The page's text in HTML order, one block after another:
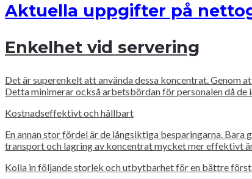
Aktuella uppgifter på
Enkelhet vid servering
Det är superenkelt att använda dessa koncentrat. Genom
Detta minimerar också arbetsbördan för personalen då
Kostnadseffektivt och hållbart
En annan stor fördel är de långsiktiga besparingarna.
transport och lagring av koncentrat mycket mer effektivt
Kolla in följande storlek och utbytbarhet för en bättre